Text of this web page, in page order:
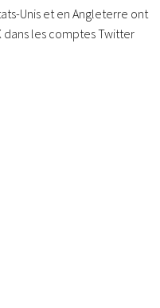
Unis et en Angleterre ont
les comptes Twitter